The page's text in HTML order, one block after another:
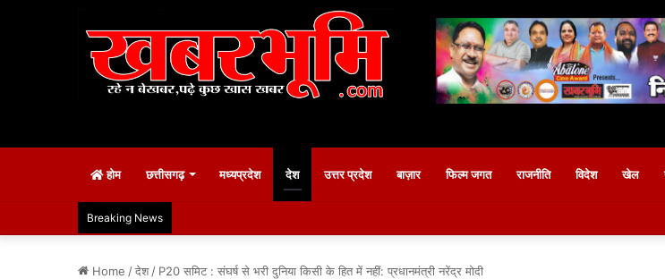
होम छत्तीसगढ़ मध्यप्रदेश देश उत्तर प्रदेश बाज़ार फिल्म जगत राजनीति विदेश खेल
Breaking News
Home /देश / P20 समिट : संघर्ष से भरी दुनिया किसी के हित में नहीं: प्रधानमंत्री नरेंद्र मोदी